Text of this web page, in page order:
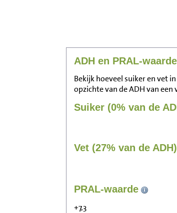
ADH en PRAL-waarde
Bekijk hoeveel suiker en vet
opzichte van de ADH van
Suiker (0% van de
Vet (27% van de ADH)
PRAL-waarde
+7,3